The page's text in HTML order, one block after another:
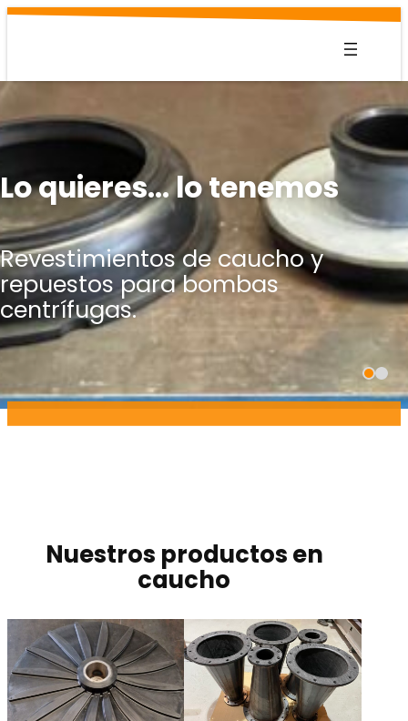
Saltar
Lo quieres… lo tenemos
Revestimientos de caucho y
repuestos para bombas
centrífugas.
Nuestros productos en
caucho